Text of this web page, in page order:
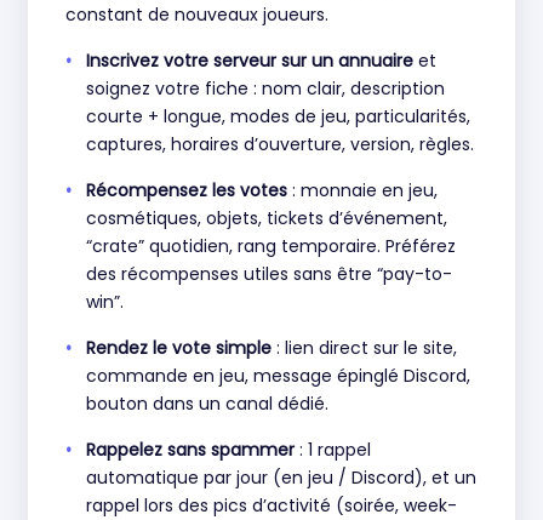
constant de nouveaux joueurs.
Inscrivez votre serveur sur un annuaire et
soignez votre fiche : nom clair, description
courte + longue, modes de jeu, particularités,
captures, horaires d’ouverture, version, règles.
Récompensez les votes : monnaie en jeu,
cosmétiques, objets, tickets d’événement,
“crate” quotidien, rang temporaire. Préférez
des récompenses utiles sans être “pay-to-
win”.
Rendez le vote simple : lien direct sur le site,
commande en jeu, message épinglé Discord,
bouton dans un canal dédié.
Rappelez sans spammer : 1 rappel
automatique par jour (en jeu / Discord), et un
rappel lors des pics d’activité (soirée, week-